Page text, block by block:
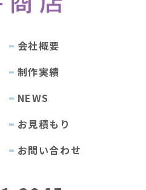
会社概要
制作実績
NEWS
お見積もり
お問い合わせ